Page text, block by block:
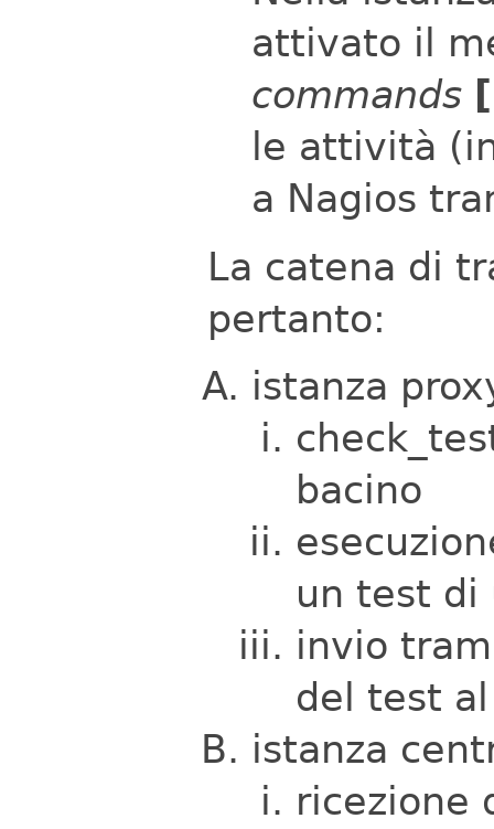
attivato il
commands
le attività
a Nagios
La catena di
pertanto:
istanza
bacino
un test di
invio
del test al
istanza
ricezione